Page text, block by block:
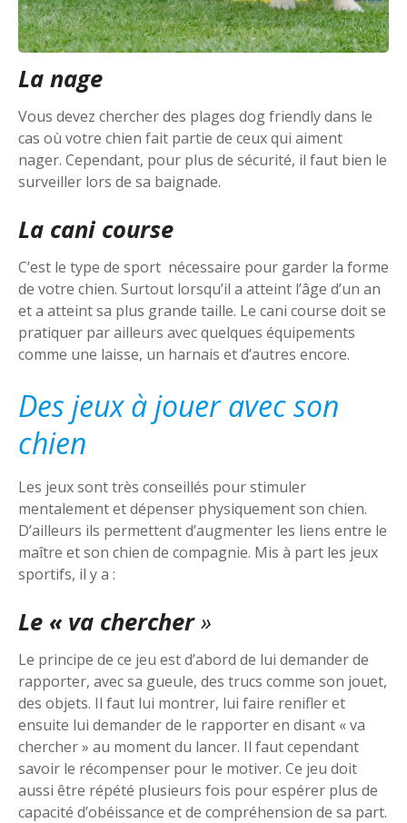
La nage
Vous devez chercher des plages dog friendly dans le
cas où votre chien fait partie de ceux qui aiment
nager. Cependant, pour plus de sécurité, il faut bien le
surveiller lors de sa baignade.
La cani course
C’est le type de sport nécessaire pour garder la forme
de votre chien. Surtout lorsqu’il a atteint l’âge d’un an
et a atteint sa plus grande taille. Le cani course doit se
pratiquer par ailleurs avec quelques équipements
comme une laisse, un harnais et d’autres encore.
Des jeux à jouer avec son
chien
Les jeux sont très conseillés pour stimuler
mentalement et dépenser physiquement son chien.
D’ailleurs ils permettent d’augmenter les liens entre le
maître et son chien de compagnie. Mis à part les jeux
sportifs, il y a :
Le « va chercher»
Le principe de ce jeu est d’abord de lui demander de
rapporter, avec sa gueule, des trucs comme son jouet,
des objets. Il faut lui montrer, lui faire renifler et
ensuite lui demander de le rapporter en disant « va
chercher » au moment du lancer. Il faut cependant
savoir le récompenser pour le motiver. Ce jeu doit
aussi être répété plusieurs fois pour espérer plus de
capacité d’obéissance et de compréhension de sa part.